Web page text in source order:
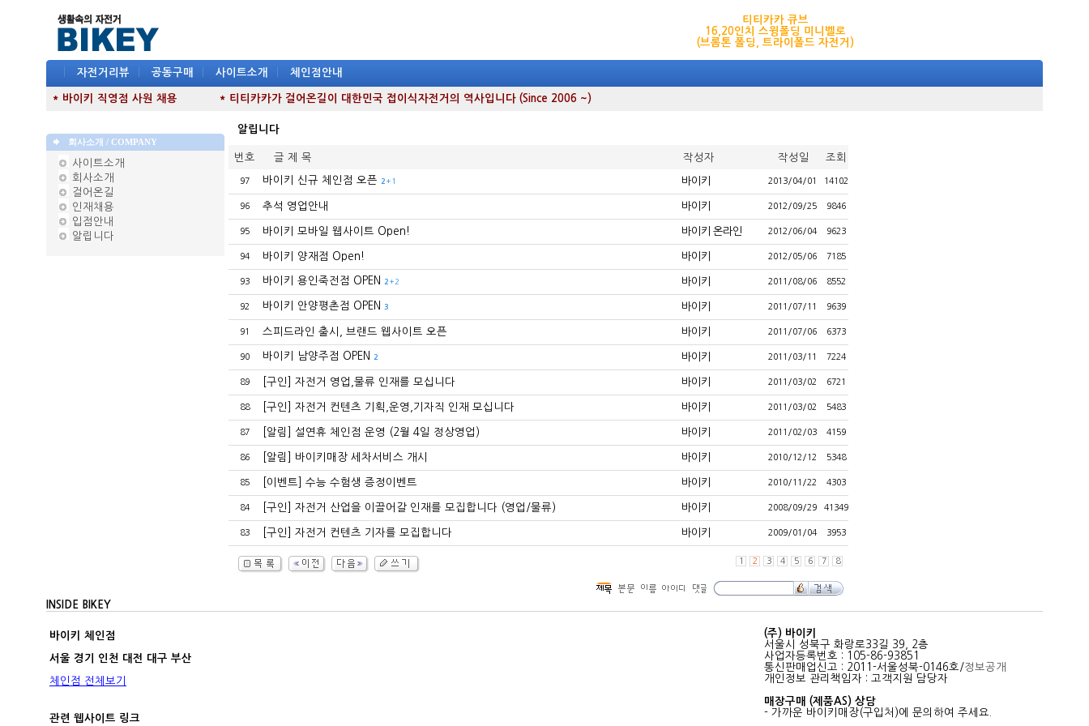
티티카카 큐브
16,20인치 스윙폴딩 미니벨로
(브롬톤 폴딩, 트라이폴드 자전거)
자전거리뷰 공동구매 사이트소개 체인점안내
* 바이키 직영점 사원 채용 * 티티카카가 걸어온길이 대한민국 접이식자전거의 역사입니다 (Since 2006 ~)
회사소개 / COMPANY
사이트소개
회사소개
걸어온길
인재채용
입점안내
알립니다
알립니다
번호 글 제 목 작성자 작성일 조회
97 바이키 신규 체인점 오픈 2 +1 바이키 2013/04/01 14102
96 추석 영업안내 바이키 2012/09/25 9846
95 바이키 모바일 웹사이트 Open! 바이키 온라인 2012/06/04 9623
94 바이키 양재점 Open! 바이키 2012/05/06 7185
93 바이키 용인죽전점 OPEN 2 +2 바이키 2011/08/06 8552
92 바이키 안양평촌점 OPEN 3 바이키 2011/07/11 9639
91 스피드라인 출시, 브랜드 웹사이트 오픈 바이키 2011/07/06 6373
90 바이키 남양주점 OPEN 2 바이키 2011/03/11 7224
89 [구인] 자전거 영업,물류 인재를 모십니다 바이키 2011/03/02 6721
88 [구인] 자전거 컨텐츠 기획,운영,기자직 인재 모십니다 바이키 2011/03/02 5483
87 [알림] 설연휴 체인점 운영 (2월 4일 정상영업) 바이키 2011/02/03 4159
86 [알림] 바이키매장 세차서비스 개시 바이키 2010/12/12 5348
85 [이벤트] 수능 수험생 증정이벤트 바이키 2010/11/22 4303
84 [구인] 자전거 산업을 이끌어갈 인재를 모집합니다 (영업/물류) 바이키 2008/09/29 41349
83 [구인] 자전거 컨텐츠 기자를 모집합니다 바이키 2009/01/04 3953
1 2 3 4 5 6 7 8
INSIDE BIKEY
바이키 체인점
서울 경기 인천 대전 대구 부산
체인점 전체보기
관련 웹사이트 링크
(주) 바이키
서울시 성북구 화랑로33길 39, 2층
사업자등록번호 : 105-86-93851
통신판매업신고 : 2011-서울성북-0146호/정보공개
개인정보 관리책임자 : 고객지원 담당자
매장구매 (제품AS) 상담
- 가까운 바이키매장(구입처)에 문의하여 주세요.